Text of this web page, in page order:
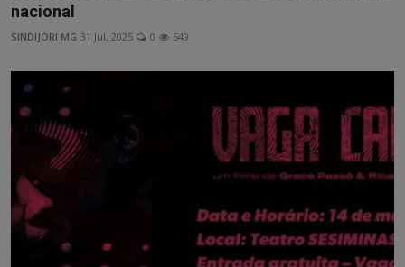
nacional
SINDIJORI MG 31 Jul, 2025 0 549